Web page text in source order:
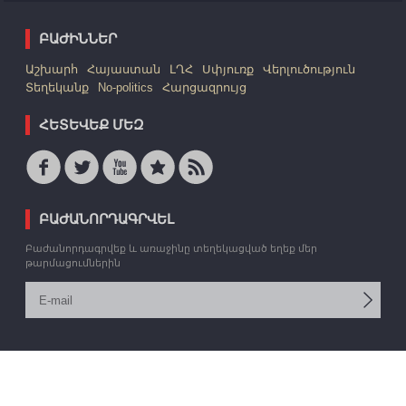
ԲԱԺԻՆՆԵՐ
Աշխարհ Հայաստան ԼՂՀ Սփյուռք
Վերլուծություն
Տեղեկանք
No-politics Հարցազրույց
ՀԵՏԵՎԵՔ ՄԵԶ
ԲԱԺԱՆՈՐԴԱԳՐՎԵԼ
Բաժանորդագրվեք և առաջինը տեղեկացված եղեք մեր
թարմացումներին